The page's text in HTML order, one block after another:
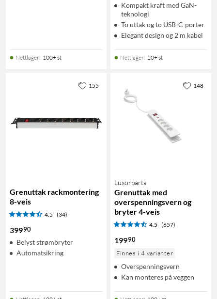
Nettlager: 100+ st
Kompakt kraft med GaN-
teknologi
To uttak og to USB-C-porter
Elegant design og 2 m kabel
Nettlager: 20+ st
Grenuttak rackmontering
8-veis
4.5 (34)
39990
Belyst strømbryter
Automatsikring
155
Luxorparts
Grenuttak med
overspenningsvern og
bryter 4-veis
4.5 (657)
19990
Finnes i 4 varianter
Overspenningsvern
Kan monteres på veggen
148